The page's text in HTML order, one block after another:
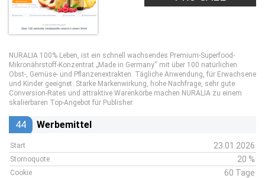
NURALIA 100% Leben, ist ein schnell wachsendes Premium-Superfood-
Mikronährstoff-Konzentrat „Made in Germany“ mit über 100 natürlichen
Obst-, Gemüse- und Pflanzenextrakten. Tägliche Anwendung, für Erwachsene
und Kinder geeignet. Starke Markenwirkung, hohe Nachfrage, sehr gute
Conversion-Rates und attraktive Warenkörbe machen NURALIA zu einem
skalierbaren Top-Angebot für Publisher.
44 Werbemittel
Start 23.01.2026
Stornoquote 20 %
Cookie 60 Tage